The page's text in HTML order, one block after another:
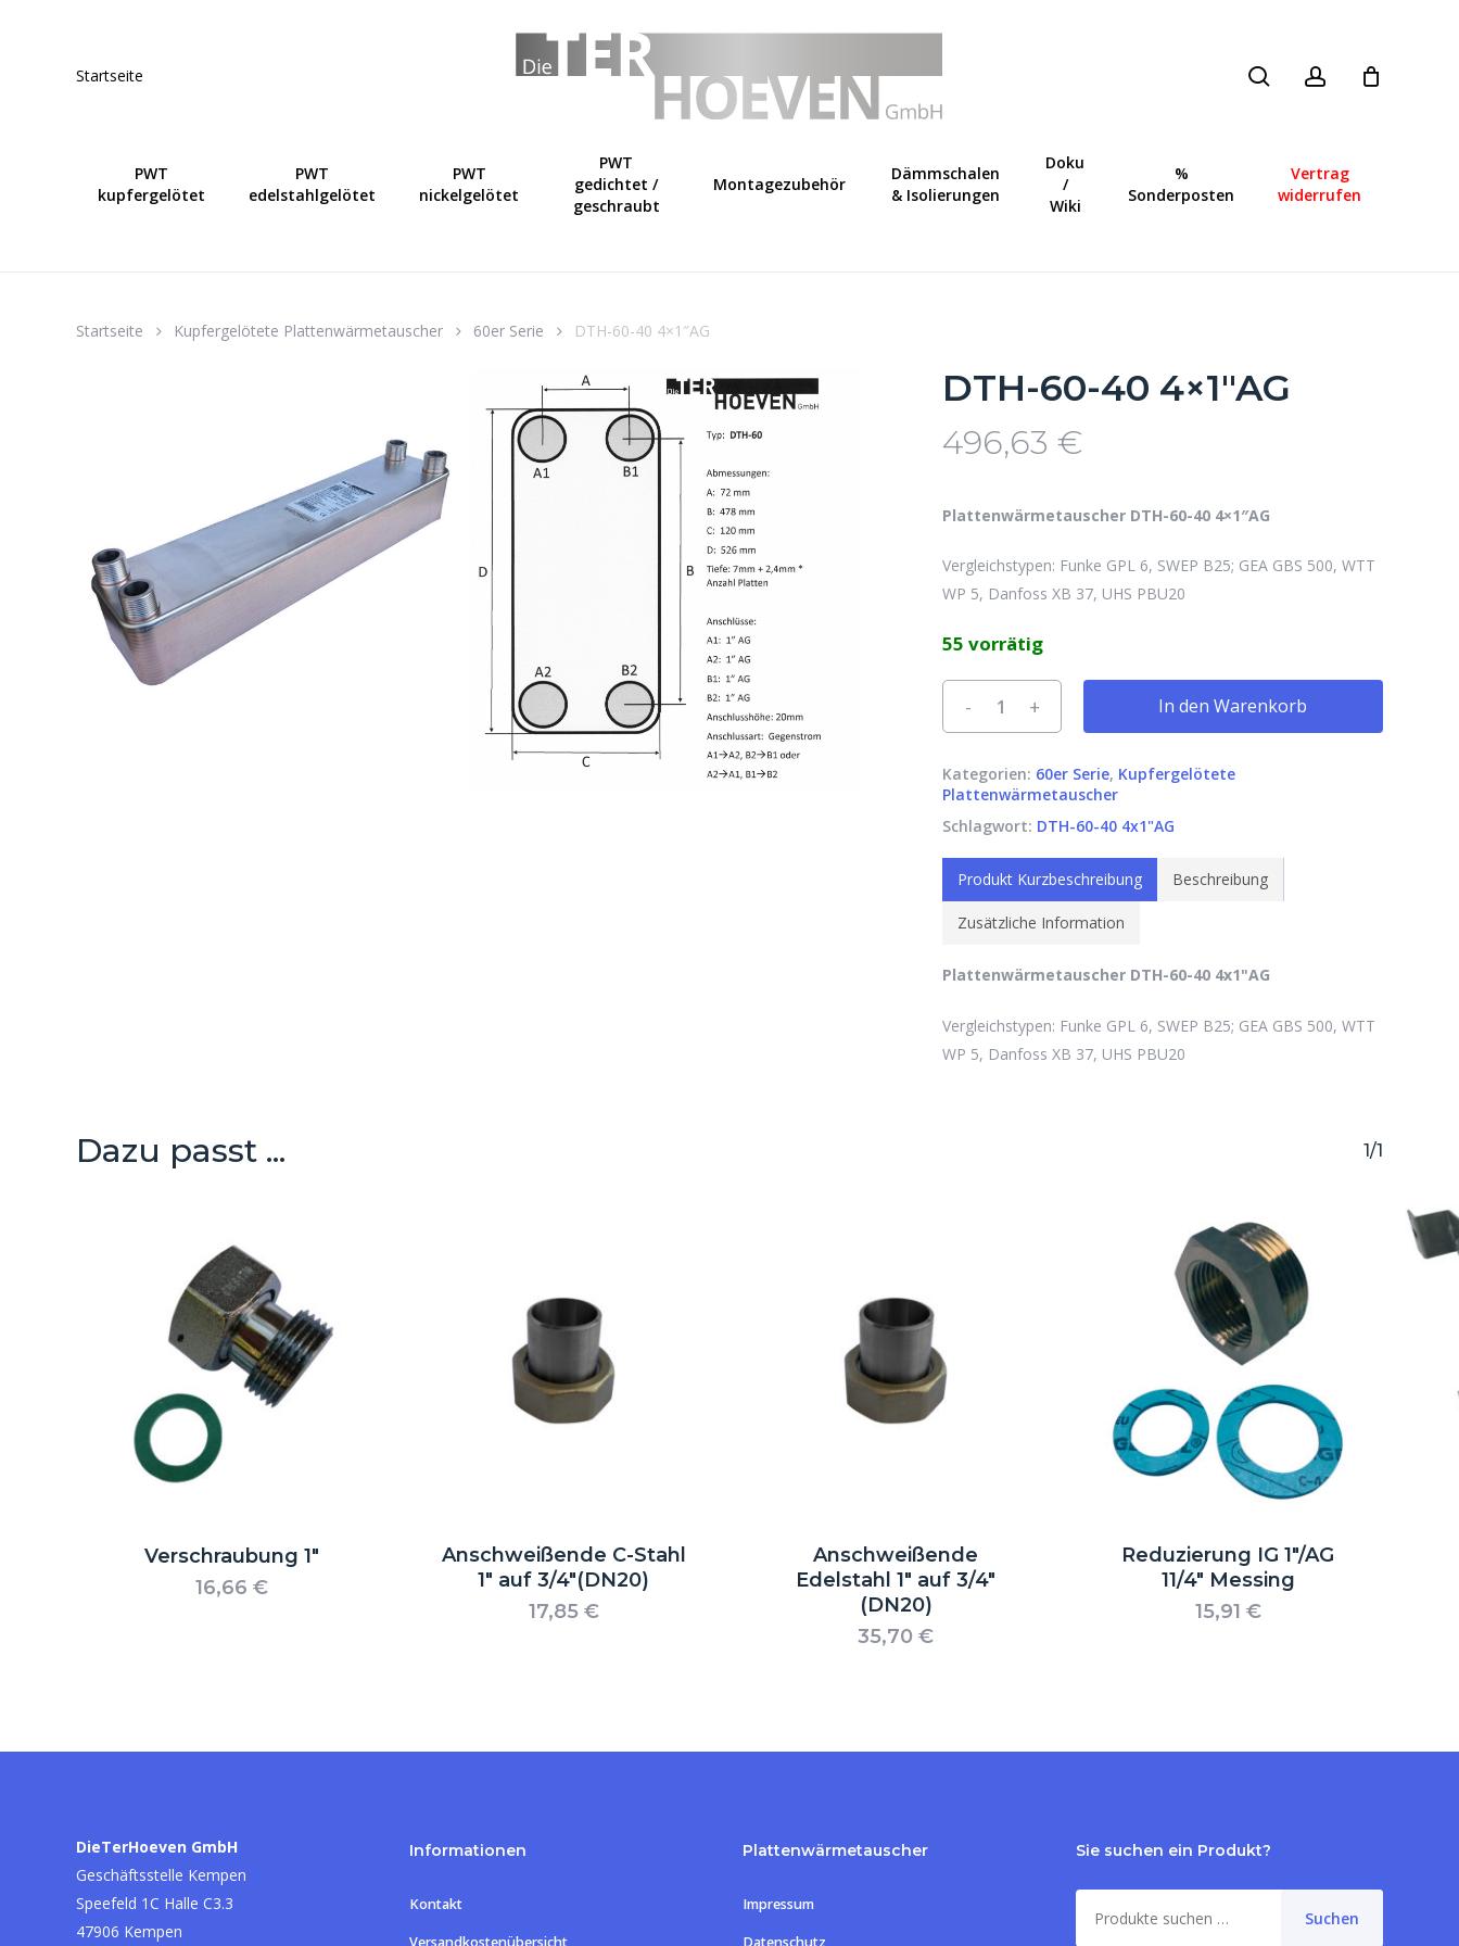
Startseite
PWT
kupfergelötet
PWT
edelstahlgelötet
PWT
nickelgelötet
PWT
gedichtet /
geschraubt
Montagezubehör
Dämmschalen
& Isolierungen
Doku
/
Wiki
%
Sonderposten
Vertrag
widerrufen
Go to shop
Startseite Kupfergelötete Plattenwärmetauscher 60er Serie DTH-60-40 4×1″AG
DTH-60-40 4×1″AG
496,63 €
Plattenwärmetauscher DTH-60-40 4×1″AG
Vergleichstypen: Funke GPL 6, SWEP B25; GEA GBS 500, WTT
WP 5, Danfoss XB 37, UHS PBU20
55 vorrätig
In den Warenkorb
Kategorien: 60er Serie, Kupfergelötete
Plattenwärmetauscher
Schlagwort: DTH-60-40 4x1"AG
Produkt Kurzbeschreibung Beschreibung
Zusätzliche Information
Plattenwärmetauscher DTH-60-40 4x1"AG
Vergleichstypen: Funke GPL 6, SWEP B25; GEA GBS 500, WTT
WP 5, Danfoss XB 37, UHS PBU20
Dazu passt ... 1/1
Verschraubung 1″
16,66 €
Anschweißende C-Stahl
1″ auf 3/4″(DN20)
17,85 €
Anschweißende
Edelstahl 1″ auf 3/4″
(DN20)
35,70 €
Reduzierung IG 1″/AG
11/4″ Messing
15,91 €
DieTerHoeven GmbH
Geschäftsstelle Kempen
Speefeld 1C Halle C3.3
47906 Kempen
Informationen
Kontakt
Versandkostenübersicht
Plattenwärmetauscher
Impressum
Datenschutz
Sie suchen ein Produkt?
nach:
Suchen